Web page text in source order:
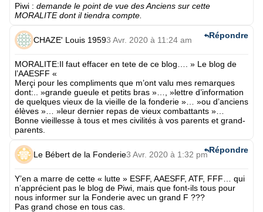
Piwi : demande le point de vue des Anciens sur cette
MORALITE dont il tiendra compte.
CHAZE' Louis 19593 Avr. 2020 à 11:24 am
MORALITE:Il faut effacer en tete de ce blog…. » Le blog de
l’AAESFF «
Merçi pour les compliments que m’ont valu mes remarques
dont:.. »grande gueule et petits bras »…, »lettre d’information
de quelques vieux de la vieille de la fonderie »… »ou d’anciens
élèves »… »leur dernier repas de vieux combattants »…
Bonne vieillesse à tous et mes civilités à vos parents et grand-
parents.
Répondre
Le Bébert de la Fonderie3 Avr. 2020 à 1:32 pm
Y’en a marre de cette « lutte » ESFF, AAESFF, ATF, FFF… qui
n’apprécient pas le blog de Piwi, mais que font-ils tous pour
nous informer sur la Fonderie avec un grand F ???
Pas grand chose en tous cas.
Répondre